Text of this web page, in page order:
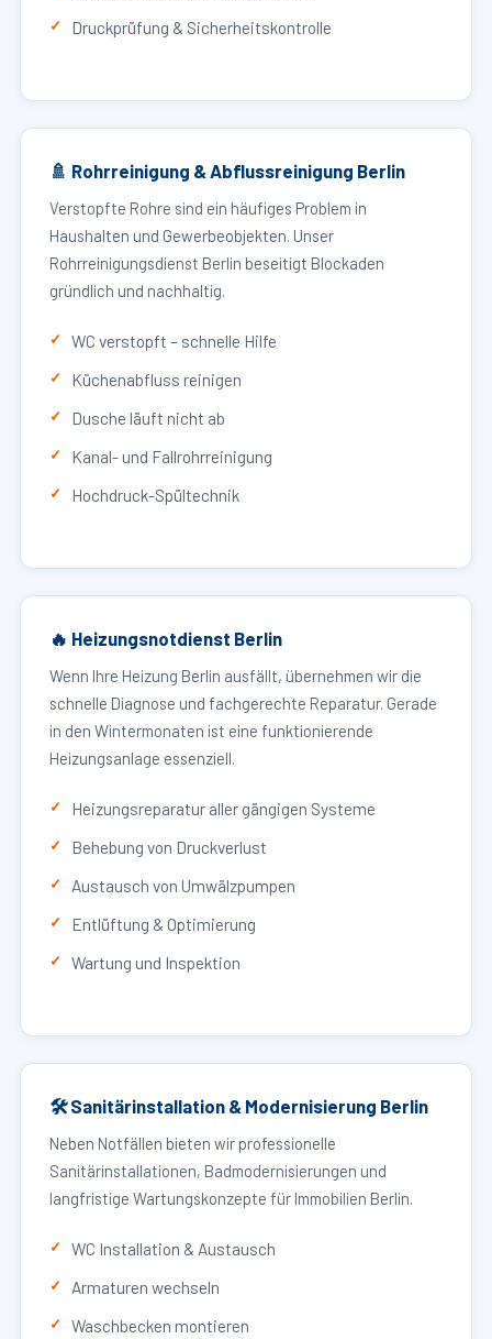
Druckprüfung & Sicherheitskontrolle
🚿 Rohrreinigung & Abflussreinigung Berlin
Verstopfte Rohre sind ein häufiges Problem in
Haushalten und Gewerbeobjekten. Unser
Rohrreinigungsdienst Berlin beseitigt Blockaden
gründlich und nachhaltig.
WC verstopft – schnelle Hilfe
Küchenabfluss reinigen
Dusche läuft nicht ab
Kanal- und Fallrohrreinigung
Hochdruck-Spültechnik
🔥 Heizungsnotdienst Berlin
Wenn Ihre Heizung Berlin ausfällt, übernehmen wir die
schnelle Diagnose und fachgerechte Reparatur. Gerade
in den Wintermonaten ist eine funktionierende
Heizungsanlage essenziell.
Heizungsreparatur aller gängigen Systeme
Behebung von Druckverlust
Austausch von Umwälzpumpen
Entlüftung & Optimierung
Wartung und Inspektion
🛠 Sanitärinstallation & Modernisierung Berlin
Neben Notfällen bieten wir professionelle
Sanitärinstallationen, Badmodernisierungen und
langfristige Wartungskonzepte für Immobilien Berlin.
WC Installation & Austausch
Armaturen wechseln
Waschbecken montieren